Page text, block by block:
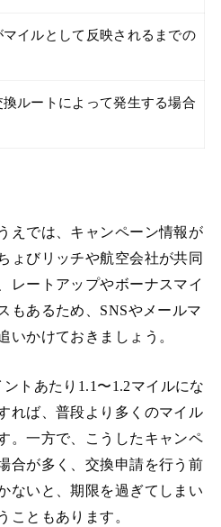
イルとして反映されるまでの
ルートによって発生する場合
えでは、キャンペーン情報が
ょびリッチや航空会社が共同
レートアップやボーナスマイ
もあるため、SNSやメールマ
いかけておきましょう。
トあたり1.1〜1.2マイルにな
れば、普段より多くのマイル
。一方で、こうしたキャンペ
合が多く、交換申請を行う前
ないと、期限を過ぎてしまい
こともあります。